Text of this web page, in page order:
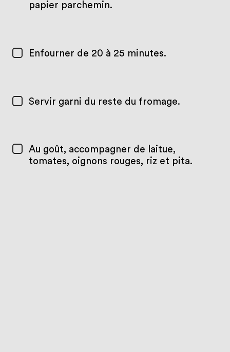
papier parchemin.
Enfourner de 20 à 25 minutes.
Servir garni du reste du fromage.
Au goût, accompagner de laitue,
tomates, oignons rouges, riz et pita.